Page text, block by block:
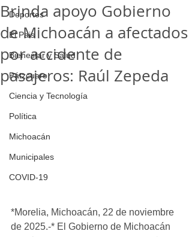
Deportes
El Pais
Bienestar y Salud
Pátzcuaro
Ciencia y Tecnología
Política
Michoacán
Municipales
COVID-19
Brinda apoyo Gobierno
de Michoacán a afectados
por accidente de
pasajeros: Raúl Zepeda
*Morelia, Michoacán, 22 de noviembre
de 2025.-* El Gobierno de Michoacán